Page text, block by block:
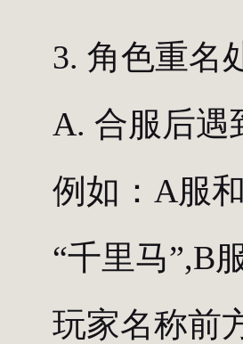
3. 角色重名
A. 合服后遇
例如：A服
“千里马”,B
玩家名称前